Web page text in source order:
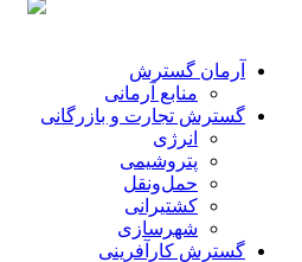
آرمان گسترش
منابع آرمانی
گسترش تجارت و بازرگانی
انرژی
پتروشیمی
حمل‌و‌نقل
کشتیرانی
شهرسازی
گسترش کارآفرینی